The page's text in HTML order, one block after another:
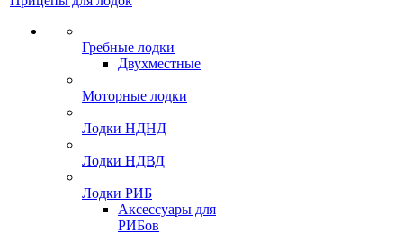
Гребные лодки
Двухместные
Моторные лодки
Лодки НДНД
Лодки НДВД
Лодки РИБ
Аксессуары для
РИБов